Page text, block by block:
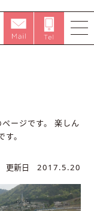
ージです。
楽しん
。
更新日 2017.5.20